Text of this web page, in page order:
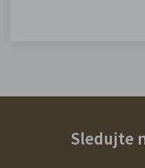
Sledujte